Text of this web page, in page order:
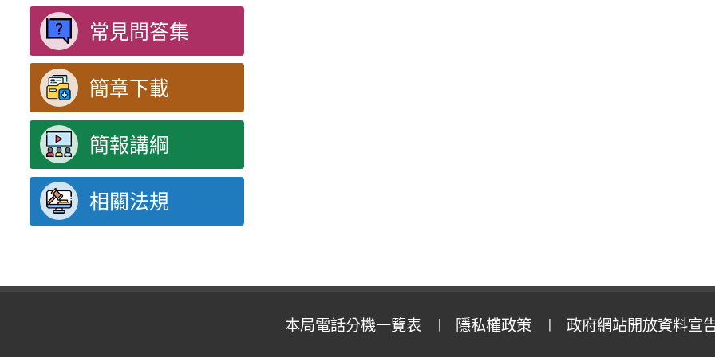
常見問答集
簡章下載
簡報講綱
相關法規
本局電話分機一覽表 隱私權政策 政府網站開放資料宣